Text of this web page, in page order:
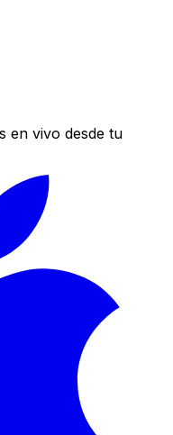
en vivo desde tu